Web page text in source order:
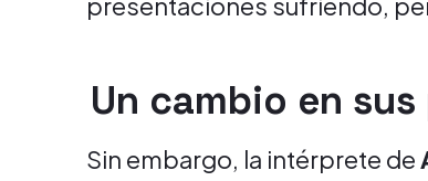
Un cambio en
Sin embargo, la intérprete de